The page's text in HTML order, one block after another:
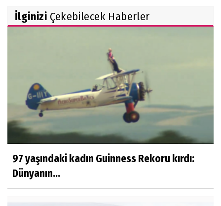
İlginizi Çekebilecek Haberler
97 yaşındaki kadın Guinness Rekoru kırdı:
Dünyanın...